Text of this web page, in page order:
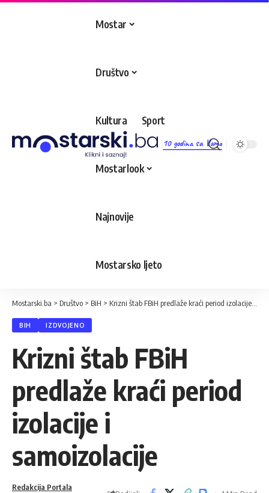
10 godina sa Vama
Mostar
Društvo
Kultura Sport
Mostarlook
Najnovije
Mostarsko ljeto
Mostarski.ba > Društvo > BiH > Krizni štab FBiH predlaže kraći period izolacije i samoizolacije
BIH IZDVOJENO
Krizni štab FBiH
predlaže kraći period
izolacije i
samoizolacije
Redakcija Portala